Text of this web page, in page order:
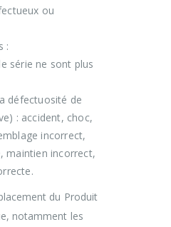
ou
:
série ne sont plus
défectuosité de
: accident, choc,
incorrect,
maintien incorrect,
du Produit
notamment les